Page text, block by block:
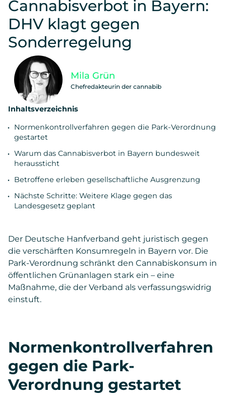
Cannabisverbot in Bayern:
DHV klagt gegen
Sonderregelung
Inhaltsverzeichnis
Normenkontrollverfahren gegen die Park-Verordnung
gestartet
Warum das Cannabisverbot in Bayern bundesweit
heraussticht
Betroffene erleben gesellschaftliche Ausgrenzung
Nächste Schritte: Weitere Klage gegen das
Landesgesetz geplant
Mila Grün
Chefredakteurin der cannabib
Der Deutsche Hanfverband geht juristisch gegen
die verschärften Konsumregeln in Bayern vor. Die
Park-Verordnung schränkt den Cannabiskonsum in
öffentlichen Grünanlagen stark ein – eine
Maßnahme, die der Verband als verfassungswidrig
einstuft.
Normenkontrollverfahren
gegen die Park-
Verordnung gestartet